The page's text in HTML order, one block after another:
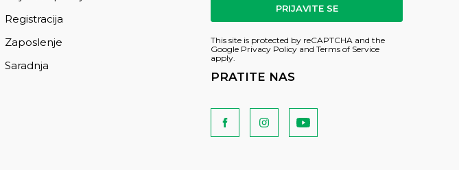
Registracija
Zaposlenje
Saradnja
PRIJAVITE SE
This site is protected by reCAPTCHA and the
Google Privacy Policy and Terms of Service
apply.
PRATITE NAS